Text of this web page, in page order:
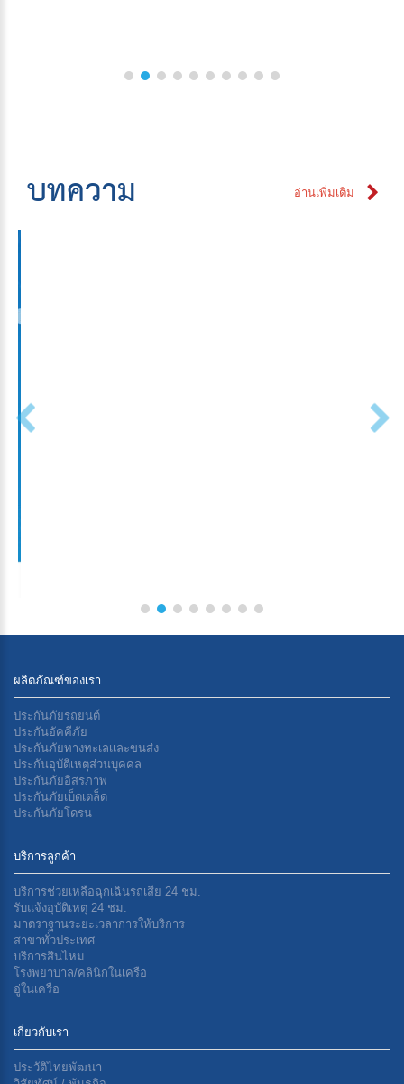
บทความ อ่านเพิ่มเติม
ผลิตภัณฑ์ของเรา
ประกันภัยรถยนต์
ประกันอัคคีภัย
ประกันภัยทางทะเลเเละขนส่ง
ประกันอุบัติเหตุส่วนบุคคล
ประกันภัยอิสรภาพ
ประกันภัยเบ็ดเตล็ด
ประกันภัยโดรน
บริการลูกค้า
บริการช่วยเหลือฉุกเฉินรถเสีย 24 ชม.
รับแจ้งอุบัติเหตุ 24 ชม.
มาตราฐานระยะเวลาการให้บริการ
สาขาทั่วประเทศ
บริการสินไหม
โรงพยาบาล/คลินิกในเครือ
อู่ในเครือ
เกี่ยวกับเรา
ประวัติไทยพัฒนา